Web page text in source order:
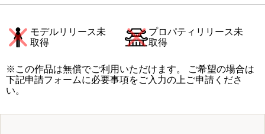
モデルリリース未
取得
プロパティリリース未
取得
※この作品は無償でご利用いただけます。 ご希望の場合は
下記申請フォームに必要事項をご入力の上ご申請くださ
い。